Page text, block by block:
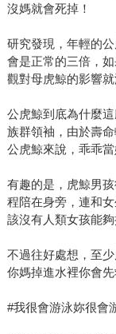
沒媽就會死掉！
研究發現，年輕的
會是正常的三倍，
觀對母虎鯨的影響就
公虎鯨到底為什麼
族群領袖，由於壽
公虎鯨來說，乖乖當
有趣的是，虎鯨男
程陪在身旁，連和
該沒有人類女孩能夠
不過往好處想，至
你媽掉進水裡你會先
#我很會游泳妳很會